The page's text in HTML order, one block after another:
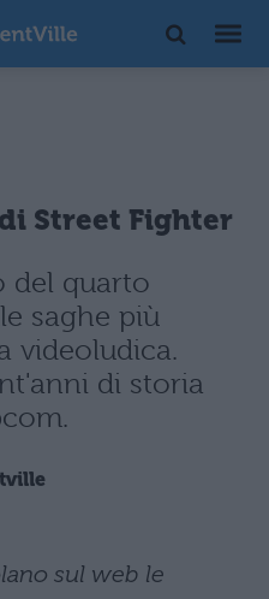
Street Fighter
del quarto
saghe più
videoludica.
di storia
sul web le